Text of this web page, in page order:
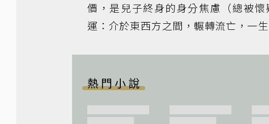
價，是兒子終身的身分焦慮（總被
運：介於東西方之間，輾轉流亡，一
熱門小說